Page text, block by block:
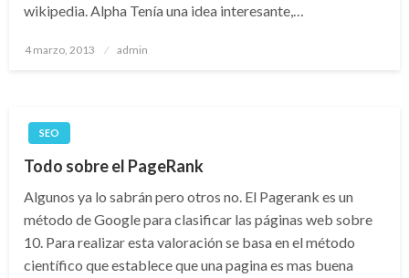
wikipedia. Alpha Tenía una idea interesante,…
Publicado
4 marzo, 2013 admin
SEO
Todo sobre el PageRank
Algunos ya lo sabrán pero otros no. El Pagerank es un
método de Google para clasificar las páginas web sobre
10. Para realizar esta valoración se basa en el método
científico que establece que una pagina es mas buena